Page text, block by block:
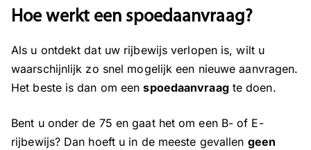
Hoe werkt een spoedaanvraag?
Als u ontdekt dat uw rijbewijs verlopen is, wilt u
waarschijnlijk zo snel mogelijk een nieuwe aanvragen.
Het beste is dan om eenspoedaanvraagte doen.
Bent u onder de 75 en gaat het om een B- of E-
rijbewijs? Dan hoeft u in de meeste gevallen geen